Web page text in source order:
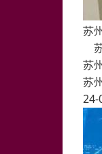
苏
苏
苏
24-